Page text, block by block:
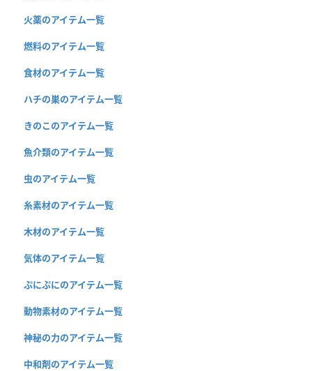
火薬のアイテム一覧
燃料のアイテム一覧
食材のアイテム一覧
ハチの巣のアイテム一覧
きのこのアイテム一覧
魚介類のアイテム一覧
虫のアイテム一覧
糸素材のアイテム一覧
木材のアイテム一覧
気体のアイテム一覧
ぷにぷにのアイテム一覧
動物素材のアイテム一覧
神秘の力のアイテム一覧
中和剤のアイテム一覧